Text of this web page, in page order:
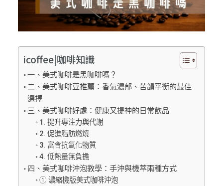
icoffee|咖啡知識
一、美式咖啡是黑咖啡嗎？
二、美式咖啡豆推薦：香氣濃郁、苦韻平衡的最佳
選擇
三、美式咖啡好處：健康又提神的日常飲品
1. 提升專注力與代謝
2. 促進脂肪燃燒
3. 富含抗氧化物質
4. 低熱量無負擔
四、美式咖啡沖泡教學：手沖與機萃兩種方式
① 濃縮機版美式咖啡沖泡